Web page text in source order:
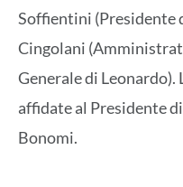
Soffientini (Presidente
Cingolani
Generale di
affidate al Presidente
Bonomi.